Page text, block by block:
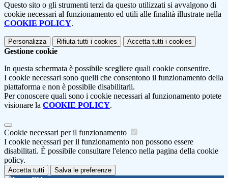
Questo sito o gli strumenti terzi da questo utilizzati si avvalgono di
cookie necessari al funzionamento ed utili alle finalità illustrate nella
COOKIE POLICY.
Personalizza Rifiuta tutti i cookies Accetta tutti i cookies
Gestione cookie
In questa schermata è possibile scegliere quali cookie consentire.
I cookie necessari sono quelli che consentono il funzionamento della
piattaforma e non è possibile disabilitarli.
Per conoscere quali sono i cookie necessari al funzionamento potete
visionare la COOKIE POLICY.
Cookie necessari per il funzionamento
I cookie necessari per il funzionamento non possono essere
disabilitati. È possibile consultare l'elenco nella pagina della cookie
policy.
Accetta tutti Salva le preferenze